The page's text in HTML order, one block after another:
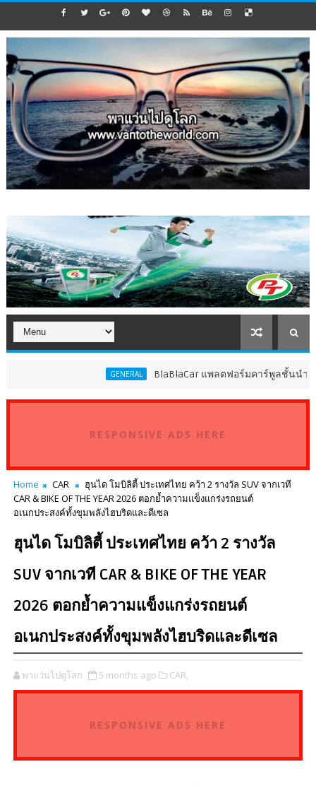
BlaBlaCar แพลตฟอร์มคาร์พูลชั้นนำระดับโลก ป
RESPONSIVE ADS HERE
Home CAR
ฮุนได โมบิลิตี้ ประเทศไทย คว้า 2 รางวัล SUV จากเวที
CAR & BIKE OF THE YEAR 2026 ตอกย้ำความแข็งแกร่งรถยนต์
อเนกประสงค์ทั้งขุมพลังไฮบริดและดีเซล
ฮุนได โมบิลิตี้ ประเทศไทย คว้า 2 รางวัล
SUV จากเวที CAR & BIKE OF THE YEAR
2026 ตอกย้ำความแข็งแกร่งรถยนต์
อเนกประสงค์ทั้งขุมพลังไฮบริดและดีเซล
พาแว่นไปดูโลก 5 months ago CAR,
RESPONSIVE ADS HERE